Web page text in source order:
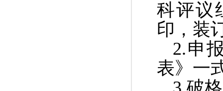
科评议
印，装
2.申
表》一